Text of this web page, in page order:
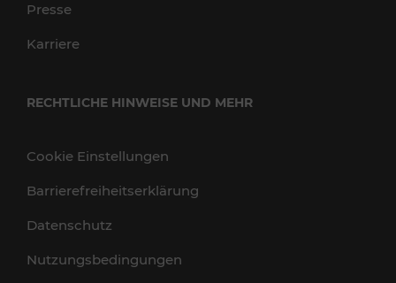
Presse
Karriere
RECHTLICHE HINWEISE UND MEHR
Cookie Einstellungen
Barrierefreiheitserklärung
Datenschutz
Nutzungsbedingungen